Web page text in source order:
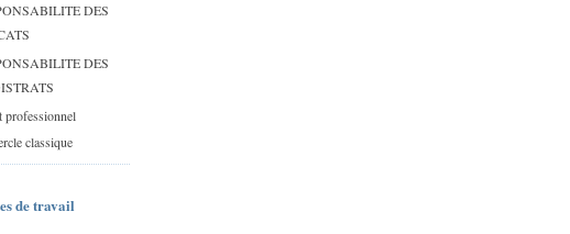
DES
DES
professionnel
classique
de travail